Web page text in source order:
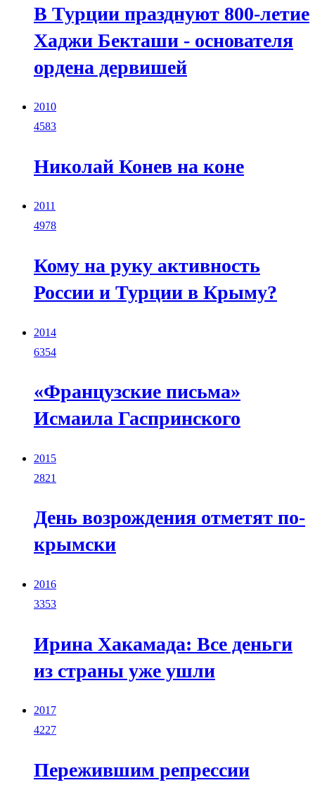
В Турции празднуют 800-летие
Хаджи Бекташи - основателя
ордена дервишей
2010
4583
Николай Конев на коне
2011
4978
Кому на руку активность
России и Турции в Крыму?
2014
6354
«Французские письма»
Исмаила Гаспринского
2015
2821
День возрождения отметят по-
крымски
2016
3353
Ирина Хакамада: Все деньги
из страны уже ушли
2017
4227
Пережившим репрессии